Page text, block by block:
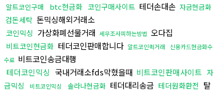
알트코인구매
btc현금화 코인구매사이트 테더손대손 자금현금화
검돈세탁 돈믹싱해외거래소
코인믹싱 가상화폐선물거래 세무조사피하는방법 오다집
비트코인현금화 테더코인판매합니다 알트코인퀵거래
신용카드현금화수
수료 비트코인송금대행
테더코인믹싱 국내거래소fds막혔을때 비트코인판매사이트 자
금믹싱
비트코인믹싱 솔라나현금화 테더대리송금 테더원화환전 탈